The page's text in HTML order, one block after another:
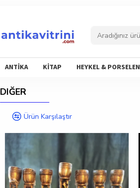
ANTİKA KİTAP HEYKEL & PORSELEN
DIĞER
Ürün Karşılaştır